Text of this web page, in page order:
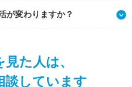
が変わりますか？
た人は、
談しています